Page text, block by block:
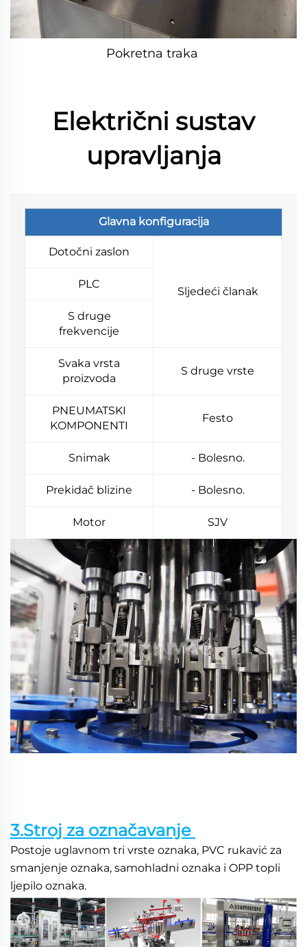
Pokretna traka
Električni sustav
upravljanja
Glavna konfiguracija
Dotočni zaslon
Sljedeći članak
PLC
S druge
frekvencije
Svaka vrsta
proizvoda
S druge vrste
PNEUMATSKI
KOMPONENTI
Festo
Snimak - Bolesno.
Prekidač blizine - Bolesno.
Motor SJV
3.Stroj za označavanje
Postoje uglavnom tri vrste oznaka, PVC rukavić za
smanjenje oznaka, samohladni oznaka i OPP topli
ljepilo oznaka.